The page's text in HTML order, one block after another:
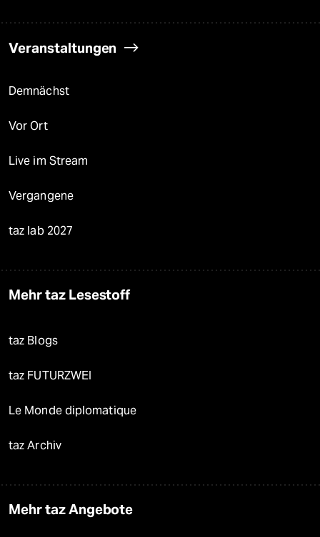
Veranstaltungen
Demnächst
Vor Ort
Live im Stream
Vergangene
taz lab 2027
Mehr taz Lesestoff
taz Blogs
taz FUTURZWEI
Le Monde diplomatique
taz Archiv
Mehr taz Angebote